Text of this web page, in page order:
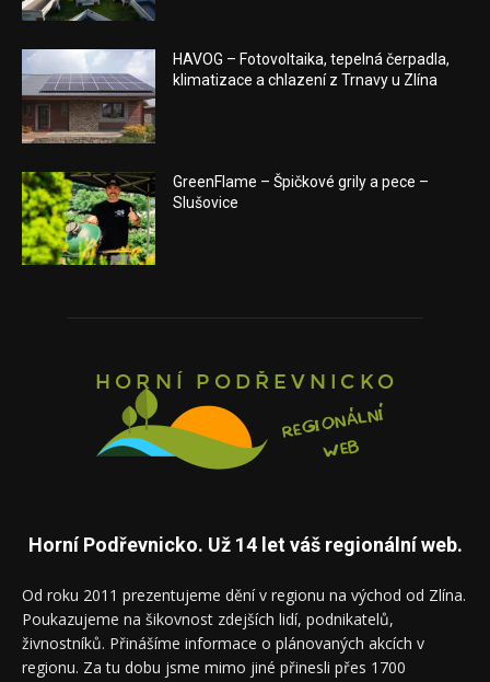
HAVOG – Fotovoltaika, tepelná čerpadla,
klimatizace a chlazení z Trnavy u Zlína
GreenFlame – Špičkové grily a pece –
Slušovice
Horní Podřevnicko. Už 14 let váš regionální web.
Od roku 2011 prezentujeme dění v regionu na východ od Zlína.
Poukazujeme na šikovnost zdejších lidí, podnikatelů,
živnostníků. Přinášíme informace o plánovaných akcích v
regionu. Za tu dobu jsme mimo jiné přinesli přes 1700